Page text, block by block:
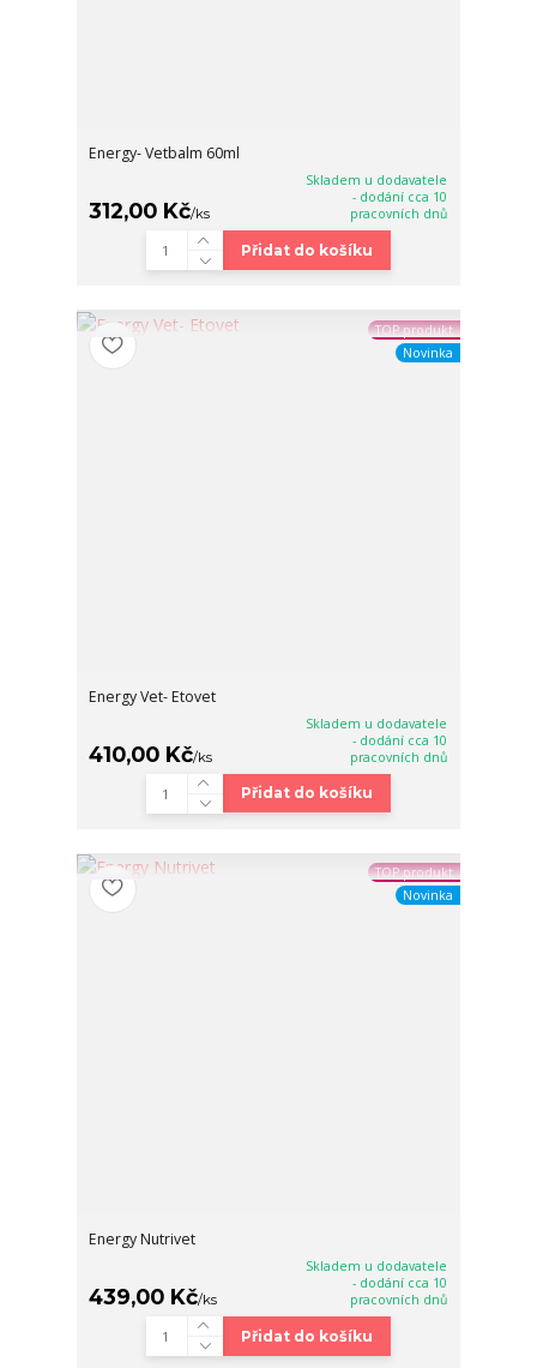
Energy- Vetbalm 60ml
312,00 Kč/ks
Skladem u dodavatele
- dodání cca 10
pracovních dnů
Přidat do košíku
TOP produkt
Novinka
Energy Vet- Etovet
410,00 Kč/ks
Skladem u dodavatele
- dodání cca 10
pracovních dnů
Přidat do košíku
TOP produkt
Novinka
Energy Nutrivet
439,00 Kč/ks
Skladem u dodavatele
- dodání cca 10
pracovních dnů
Přidat do košíku